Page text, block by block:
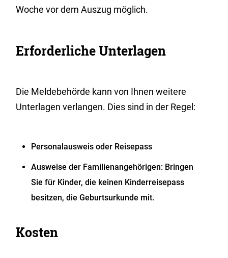
Woche vor dem Auszug möglich.
Erforderliche Unterlagen
Die Meldebehörde kann von Ihnen weitere
Unterlagen verlangen. Dies sind in der Regel:
Personalausweis oder Reisepass
Ausweise der Familienangehörigen: Bringen
Sie für Kinder, die keinen Kinderreisepass
besitzen, die Geburtsurkunde mit.
Kosten